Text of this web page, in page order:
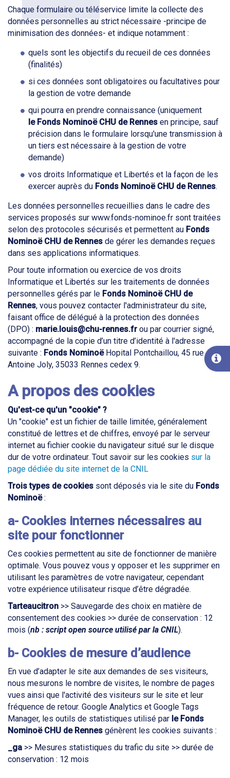
Chaque formulaire ou téléservice limite la collecte des
données personnelles au strict nécessaire -principe de
minimisation des données- et indique notamment :
quels sont les objectifs du recueil de ces données
(finalités)
si ces données sont obligatoires ou facultatives pour
la gestion de votre demande
qui pourra en prendre connaissance (uniquement
le Fonds Nominoë CHU de Rennes en principe, sauf
précision dans le formulaire lorsqu'une transmission à
un tiers est nécessaire à la gestion de votre
demande)
vos droits Informatique et Libertés et la façon de les
exercer auprès du Fonds Nominoë CHU de Rennes.
Les données personnelles recueillies dans le cadre des
services proposés sur www.fonds-nominoe.fr sont traitées
selon des protocoles sécurisés et permettent au Fonds
Nominoë CHU de Rennes de gérer les demandes reçues
dans ses applications informatiques.
Pour toute information ou exercice de vos droits
Informatique et Libertés sur les traitements de données
personnelles gérés par le Fonds Nominoë CHU de
Rennes, vous pouvez contacter l'administrateur du site,
faisant office de délégué à la protection des données
(DPO) : marie.louis@chu-rennes.frou par courrier signé,
accompagné de la copie d’un titre d’identité à l'adresse
suivante : Fonds Nominoë Hopital Pontchaillou, 45 rue
Antoine Joly, 35033 Rennes cedex 9.
A propos des cookies
Qu'est-ce qu'un "cookie" ?
Un "cookie" est un fichier de taille limitée, généralement
constitué de lettres et de chiffres, envoyé par le serveur
internet au fichier cookie du navigateur situé sur le disque
dur de votre ordinateur. Tout savoir sur les cookies sur la
page dédiée du site internet de la CNIL
Trois types de cookies sont déposés via le site du Fonds
Nominoë :
a- Cookies internes nécessaires au
site pour fonctionner
Ces cookies permettent au site de fonctionner de manière
optimale. Vous pouvez vous y opposer et les supprimer en
utilisant les paramètres de votre navigateur, cependant
votre expérience utilisateur risque d’être dégradée.
Tarteaucitron >> Sauvegarde des choix en matière de
consentement des cookies >> durée de conservation : 12
mois (nb : script open source utilisé par la CNIL).
b- Cookies de mesure d’audience
En vue d’adapter le site aux demandes de ses visiteurs,
nous mesurons le nombre de visites, le nombre de pages
vues ainsi que l'activité des visiteurs sur le site et leur
fréquence de retour. Google Analytics et Google Tags
Manager, les outils de statistiques utilisé par le Fonds
Nominoë CHU de Rennes génèrent les cookies suivants :
_ga >> Mesures statistiques du trafic du site >> durée de
conservation : 12 mois